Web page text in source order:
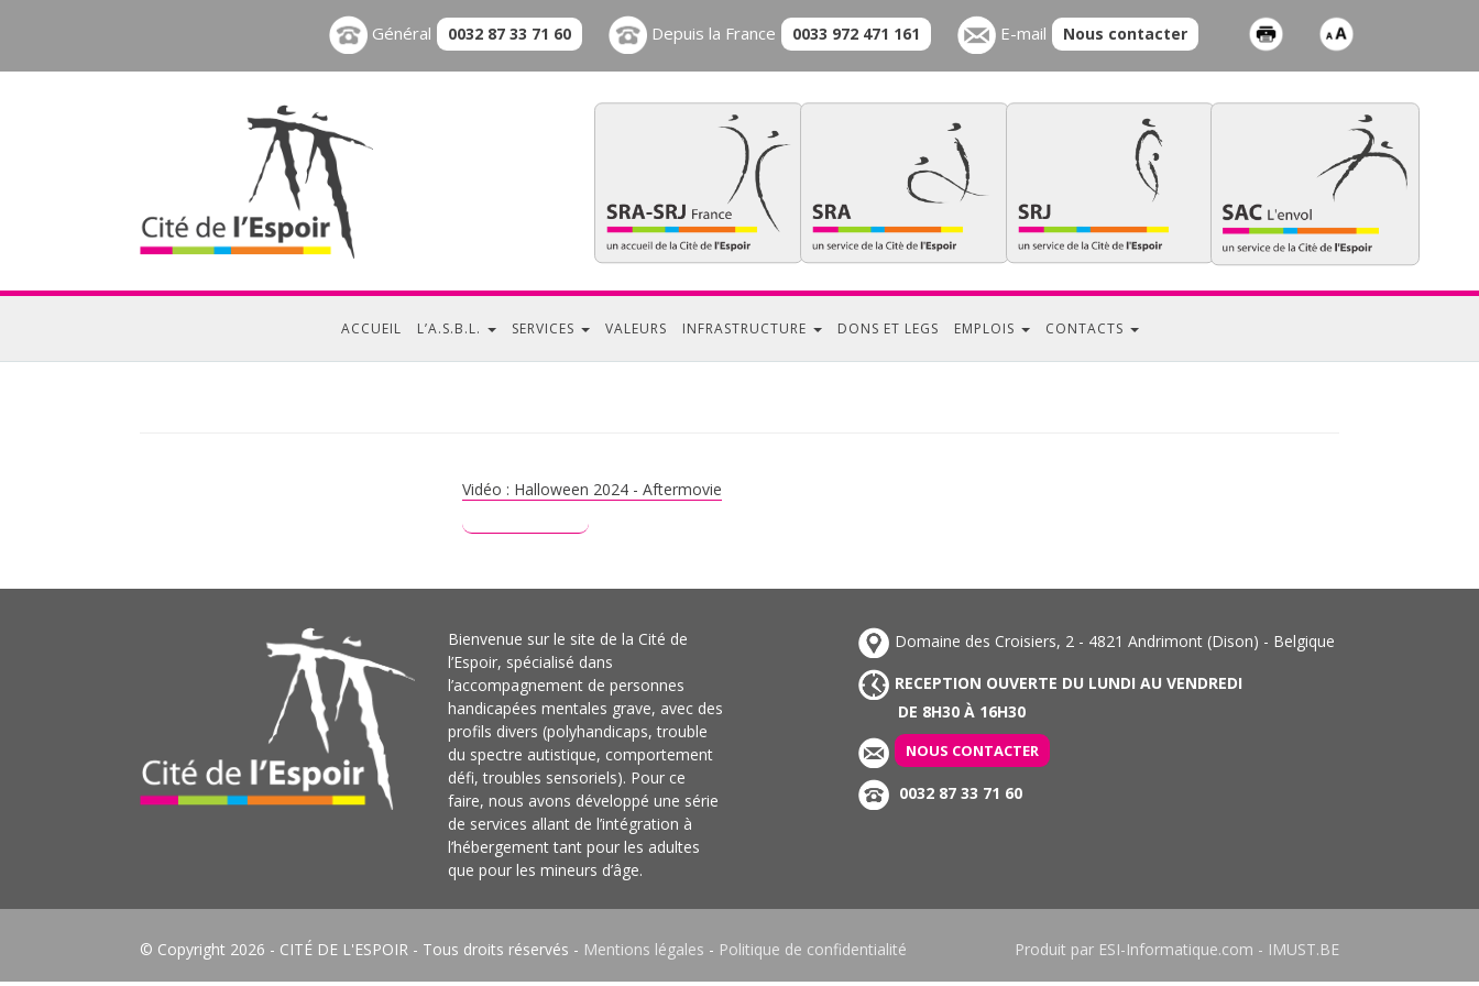
Général 0032 87 33 71 60 Depuis la France 0033 972 471 161 E-mail Nous contacter
ACCUEIL L’A.S.B.L. SERVICES VALEURS INFRASTRUCTURE DONS ET LEGS EMPLOIS CONTACTS
Vidéo : Halloween 2024 - Aftermovie
Bienvenue sur le site de la Cité de
l’Espoir, spécialisé dans
l’accompagnement de personnes
handicapées mentales grave, avec des
profils divers (polyhandicaps, trouble
du spectre autistique, comportement
défi, troubles sensoriels). Pour ce
faire, nous avons développé une série
de services allant de l’intégration à
l’hébergement tant pour les adultes
que pour les mineurs d’âge.
Domaine des Croisiers, 2 - 4821 Andrimont (Dison) - Belgique
RECEPTION OUVERTE DU LUNDI AU VENDREDI
DE 8H30 À 16H30
NOUS CONTACTER
0032 87 33 71 60
© Copyright 2026 - CITÉ DE L'ESPOIR - Tous droits réservés - Mentions légales - Politique de confidentialité Produit par ESI-Informatique.com - IMUST.BE